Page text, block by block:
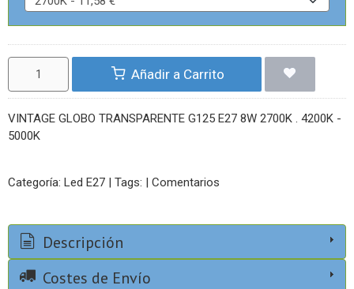
Añadir a Carrito
VINTAGE GLOBO TRANSPARENTE G125 E27 8W 2700K . 4200K -
5000K
Categoría: Led E27 | Tags: | Comentarios
Descripción
Costes de Envío